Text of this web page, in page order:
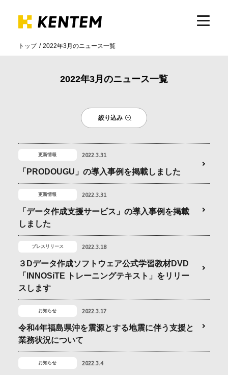
サポート
採用情報
お問合せ・申込
資料請求
トップ 2022年3月のニュース一覧
2022年3月のニュース一覧
絞り込み
更新情報 2022.3.31
「PRODOUGU」の導入事例を掲載しました
更新情報 2022.3.31
「データ作成支援サービス」の導入事例を掲載
しました
プレスリリース 2022.3.18
３Dデータ作成ソフトウェア公式学習教材DVD
「INNOSiTE トレーニングテキスト」をリリー
スします
お知らせ 2022.3.17
令和4年福島県沖を震源とする地震に伴う支援と
業務状況について
お知らせ 2022.3.4